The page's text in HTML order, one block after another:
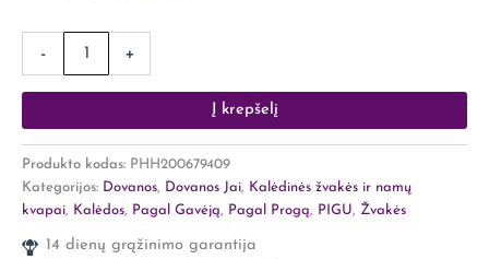
- +
Į krepšelį
Produkto kodas: PHH200679409
Kategorijos: Dovanos, Dovanos Jai, Kalėdinės žvakės ir namų
kvapai, Kalėdos, Pagal Gavėją, Pagal Progą, PIGU, Žvakės
14 dienų grąžinimo garantija